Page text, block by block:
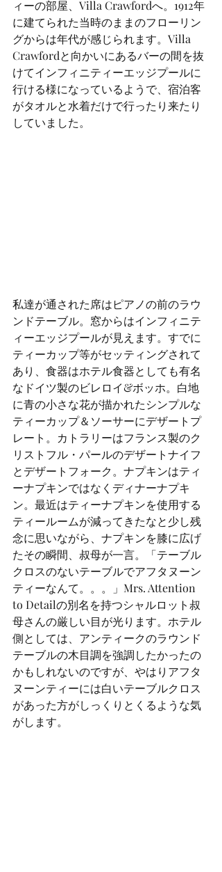
ィーの部屋、Villa Crawfordへ。1912年
に建てられた当時のままのフローリン
グからは年代が感じられます。Villa
Crawfordと向かいにあるバーの間を抜
けてインフィニティーエッジプールに
行ける様になっているようで、宿泊客
がタオルと水着だけで行ったり来たり
していました。
私達が通された席はピアノの前のラウ
ンドテーブル。窓からはインフィニテ
ィーエッジプールが見えます。すでに
ティーカップ等がセッティングされて
あり、食器はホテル食器としても有名
なドイツ製のビレロイ&ボッホ。白地
に青の小さな花が描かれたシンプルな
ティーカップ＆ソーサーにデザートプ
レート。カトラリーはフランス製のク
リストフル・パールのデザートナイフ
とデザートフォーク。ナプキンはティ
ーナプキンではなくディナーナプキ
ン。最近はティーナプキンを使用する
ティールームが減ってきたなと少し残
念に思いながら、ナプキンを膝に広げ
たその瞬間、叔母が一言。「テーブル
クロスのないテーブルでアフタヌーン
ティーなんて。。。」Mrs. Attention
to Detailの別名を持つシャルロット叔
母さんの厳しい目が光ります。ホテル
側としては、アンティークのラウンド
テーブルの木目調を強調したかったの
かもしれないのですが、やはりアフタ
ヌーンティーには白いテーブルクロス
があった方がしっくりとくるような気
がします。